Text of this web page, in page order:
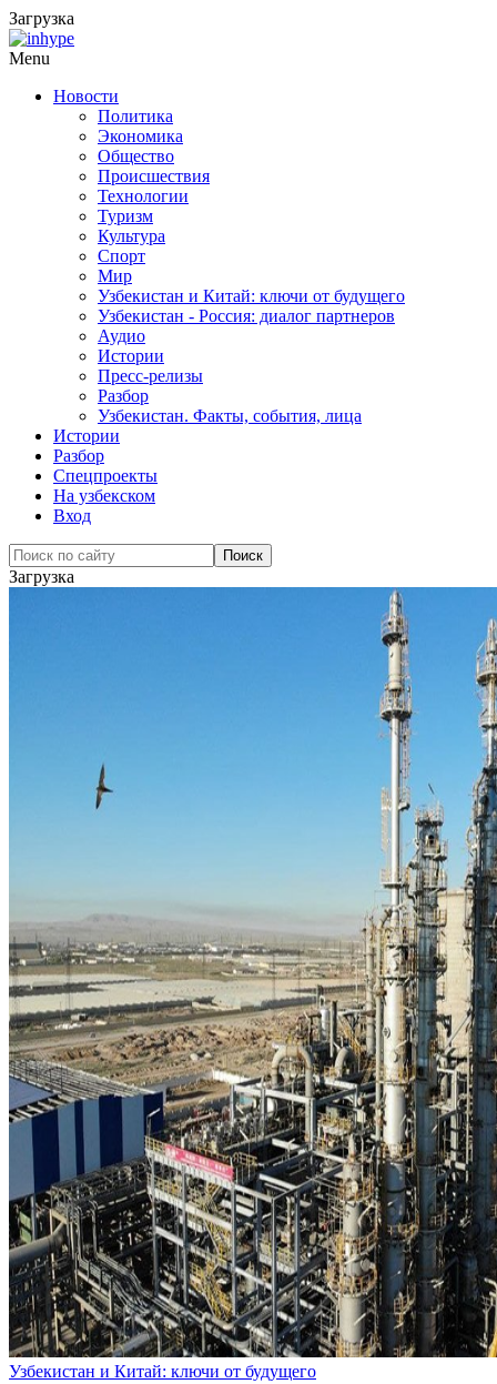
Загрузка
Menu
Новости
Политика
Экономика
Общество
Происшествия
Технологии
Туризм
Культура
Спорт
Мир
Узбекистан и Китай: ключи от будущего
Узбекистан - Россия: диалог партнеров
Аудио
Истории
Пресс-релизы
Разбор
Узбекистан. Факты, события, лица
Истории
Разбор
Спецпроекты
На узбекском
Вход
Загрузка
Узбекистан и Китай: ключи от будущего